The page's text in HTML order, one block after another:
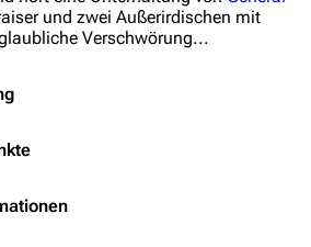
Origins
und zwei Außerirdischen mit
Verschwörung...